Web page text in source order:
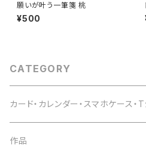
願いが叶う一筆箋 桃
¥500
CATEGORY
カード・カレンダー・スマホケース・
Tシャツ
作品